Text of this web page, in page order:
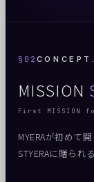
§02 CONCEPT
MISSION
First MISSION
MYERAが初めて
STYERAに贈られ